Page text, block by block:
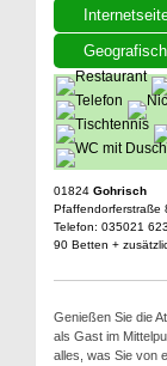
01824 Gohrisch
Pfaffendorferstraße
Telefon: 035021
90 Betten +
Genießen Sie die
als Gast im
alles, was Sie von